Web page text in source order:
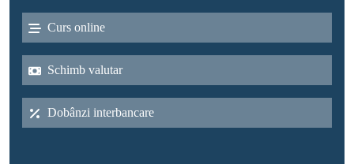
Curs online
Schimb valutar
Dobânzi interbancare